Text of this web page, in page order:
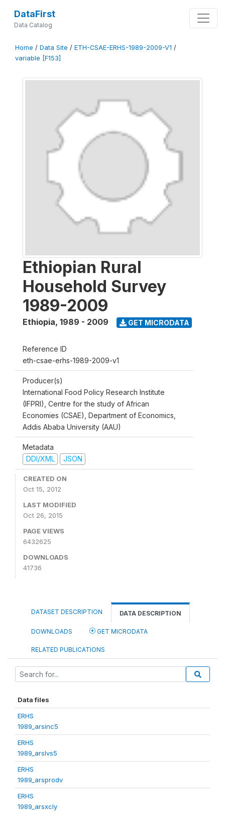
DataFirst
Data Catalog
Home / Data Site / ETH-CSAE-ERHS-1989-2009-V1 /
variable [F153]
Ethiopian Rural
Household Survey
1989-2009
Ethiopia, 1989 - 2009 GET MICRODATA
Reference ID
eth-csae-erhs-1989-2009-v1
Producer(s)
International Food Policy Research Institute
(IFPRI), Centre for the study of African
Economies (CSAE), Department of Economics,
Addis Ababa University (AAU)
Metadata
DDI/XML
JSON
CREATED ON
Oct 15, 2012
LAST MODIFIED
Oct 26, 2015
PAGE VIEWS
6432625
DOWNLOADS
41736
DATASET DESCRIPTION DATA DESCRIPTION
DOWNLOADS GET MICRODATA
RELATED PUBLICATIONS
Data files
ERHS
1989_arsinc5
ERHS
1989_arslvs5
ERHS
1989_arsprodv
ERHS
1989_arsxcly